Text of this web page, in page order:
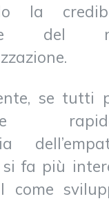
la
del
se tutti
fa più
come